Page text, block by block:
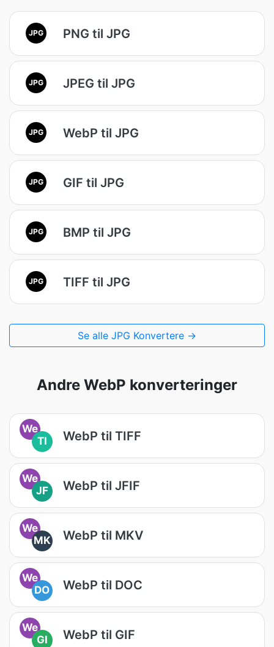
JPG PNG til JPG
JPG JPEG til JPG
JPG WebP til JPG
JPG GIF til JPG
JPG BMP til JPG
JPG TIFF til JPG
Se alle JPG Konvertere →
Andre WebP konverteringer
We
TI
WebP til TIFF
We
JF
WebP til JFIF
We
MK
WebP til MKV
We
DO
WebP til DOC
We
GI
WebP til GIF